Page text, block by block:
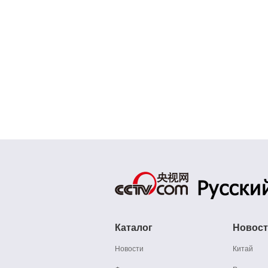
Каталог
Новости Китай